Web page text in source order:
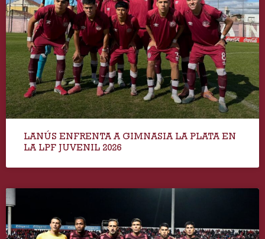
LANÚS ENFRENTA A GIMNASIA LA PLATA EN
LA LPF JUVENIL 2026